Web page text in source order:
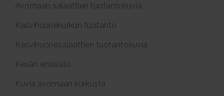
Avomaan salaattien tuotantokuvia
Kasvihuonekurkun tuotanto
Kasvihuonesalaattien tuotantokuvia
Kesän ensisato
Kuvia avomaan kurkusta